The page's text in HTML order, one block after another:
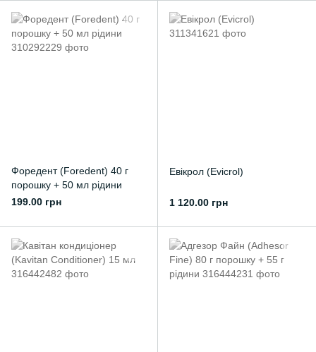
Форедент (Foredent) 40 г
порошку + 50 мл рідини
199.00 грн
Евікрол (Evicrol)
1 120.00 грн